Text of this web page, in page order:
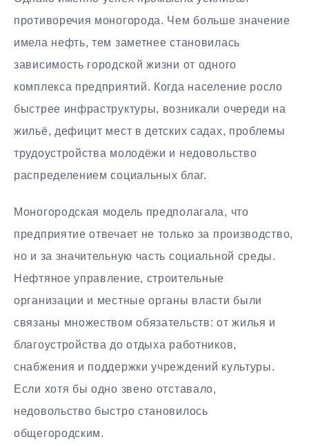
противоречия моногорода. Чем больше значение
имела нефть, тем заметнее становилась
зависимость городской жизни от одного
комплекса предприятий. Когда население росло
быстрее инфраструктуры, возникали очереди на
жильё, дефицит мест в детских садах, проблемы
трудоустройства молодёжи и недовольство
распределением социальных благ.
Моногородская модель предполагала, что
предприятие отвечает не только за производство,
но и за значительную часть социальной среды.
Нефтяное управление, строительные
организации и местные органы власти были
связаны множеством обязательств: от жилья и
благоустройства до отдыха работников,
снабжения и поддержки учреждений культуры.
Если хотя бы одно звено отставало,
недовольство быстро становилось
общегородским.